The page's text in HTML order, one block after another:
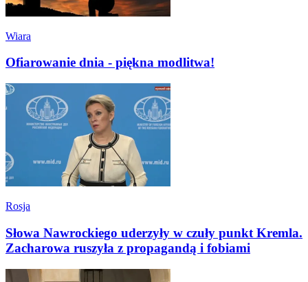
Wiara
Ofiarowanie dnia - piękna modlitwa!
Rosja
Słowa Nawrockiego uderzyły w czuły punkt Kremla.
Zacharowa ruszyła z propagandą i fobiami